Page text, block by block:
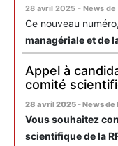
28 avril 2025 - News de
Ce nouveau
managériale et de
Appel à
comité
28 avril 2025 - News de
Vous souhaitez
scientifique de la